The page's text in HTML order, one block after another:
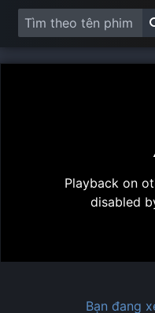
Playback on
disabled
Bạn đang